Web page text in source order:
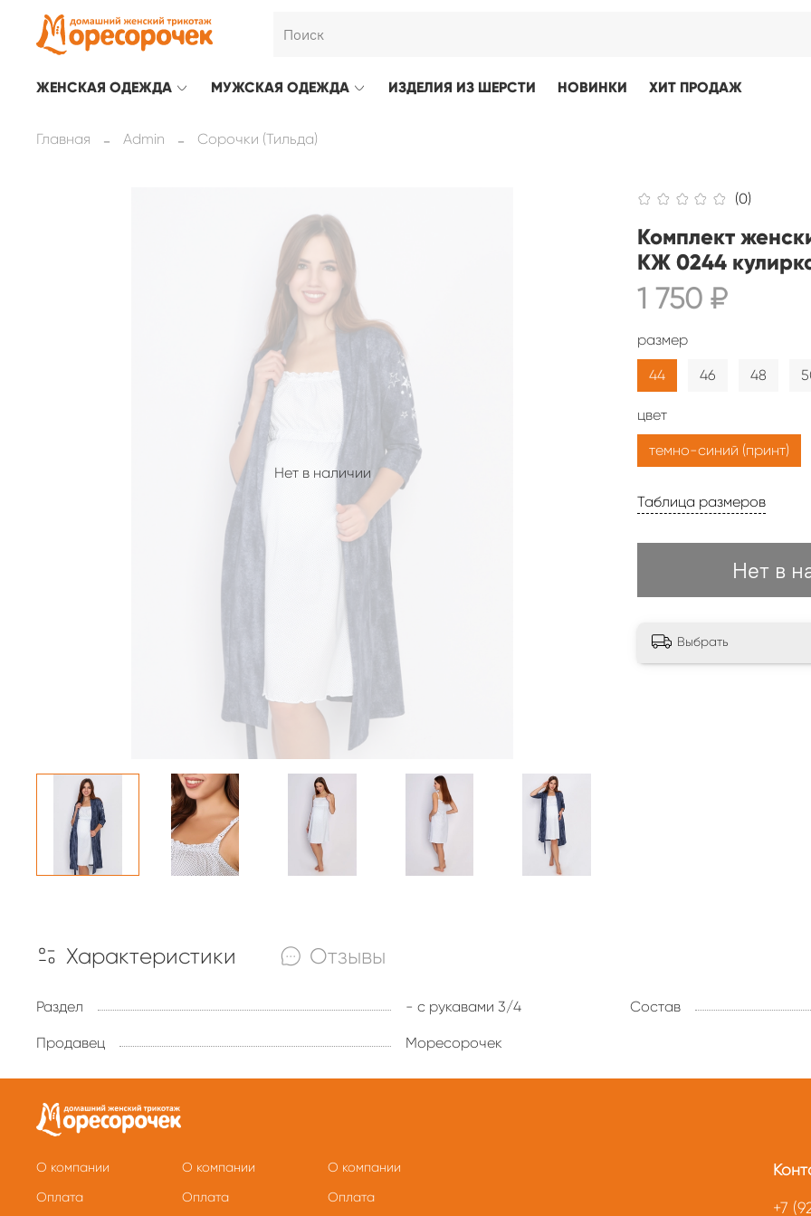
ЖЕНСКАЯ ОДЕЖДА МУЖСКАЯ ОДЕЖДА ИЗДЕЛИЯ ИЗ ШЕРСТИ НОВИНКИ ХИТ ПРОДАЖ
Главная Admin Сорочки (Тильда)
Нет в наличии
(0)
Комплект
КЖ 0244
1 750 ₽
Таблица размеров
Нет в
размер
44 46 48
цвет
темно-синий (принт)
Выбрать
Характеристики Отзывы
Раздел - с рукавами 3/4 Состав
Продавец Моресорочек
О компании
Оплата
О компании
Оплата
О компании
Оплата
+7